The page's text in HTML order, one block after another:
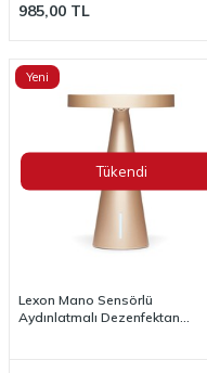
985,00 TL
Yeni
Tükendi
Lexon Mano Sensörlü
Aydınlatmalı Dezenfektan